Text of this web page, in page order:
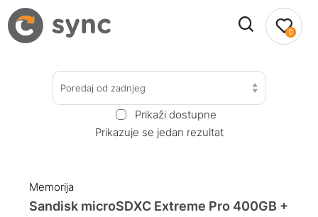
0
Poredaj od zadnjeg
Prikaži dostupne
Prikazuje se jedan rezultat
Memorija
Sandisk microSDXC Extreme Pro 400GB +